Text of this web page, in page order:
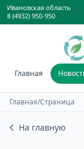
Ивановская область
8 (4932) 950-950
Главная
Главная/Страница
На главную